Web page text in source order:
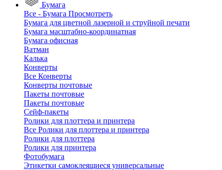
Бумага
Все - Бумага Просмотреть
Бумага для цветной лазерной и струйной печати
Бумага масштабно-координатная
Бумага офисная
Ватман
Калька
Конверты
Все Конверты
Конверты почтовые
Пакеты почтовые
Пакеты почтовые
Сейф-пакеты
Ролики для плоттера и принтера
Все Ролики для плоттера и принтера
Ролики для плоттера
Ролики для принтера
Фотобумага
Этикетки самоклеящиеся универсальные